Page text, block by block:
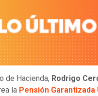
de Hacienda, Rodrigo
la Pensión Garantizada